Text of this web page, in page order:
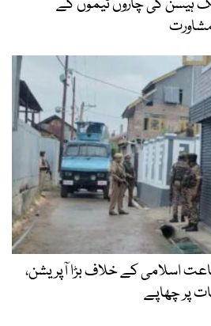
ہیسن کی چاروں ٹیموں کے
اسلامی کے خلاف بڑا آپریشن،